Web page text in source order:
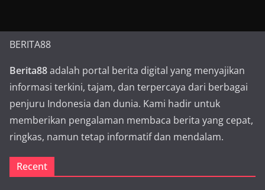
BERITA88
Berita88adalah portal berita digital yang menyajikan
informasi terkini, tajam, dan terpercaya dari berbagai
penjuru Indonesia dan dunia. Kami hadir untuk
memberikan pengalaman membaca berita yang cepat,
ringkas, namun tetap informatif dan mendalam.
Recent